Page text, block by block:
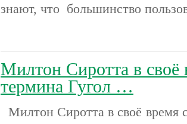
знают, что большинство
Милтон Сиротта в своё
термина Гугол …
Милтон Сиротта в своё время